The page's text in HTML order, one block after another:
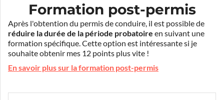
Formation post-permis
Après l'obtention du permis de conduire, il est possible de
réduire la durée de la période probatoire en suivant une
formation spécifique. Cette option est intéressante si je
souhaite obtenir mes 12 points plus vite !
En savoir plus sur la formation post-permis